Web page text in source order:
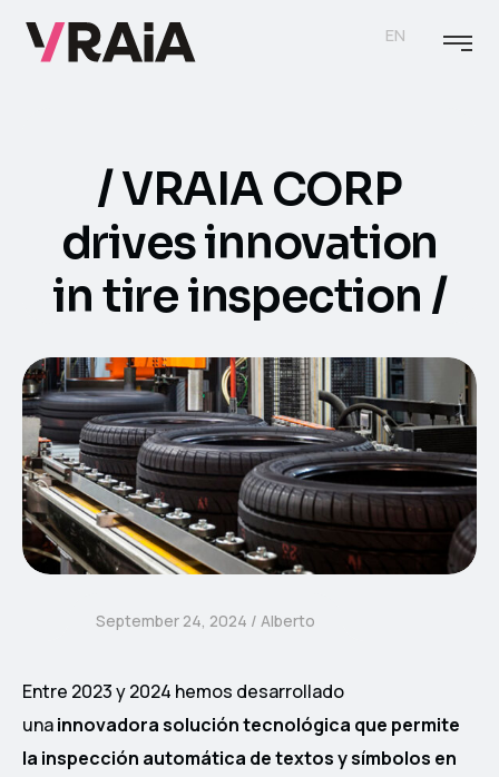
VRAIA CORP
drives innovation
in tire inspection
September 24, 2024 Alberto
Entre 2023 y 2024 hemos desarrollado
unainnovadora solución tecnológica que permite
la inspección automática de textos y símbolos en
EN